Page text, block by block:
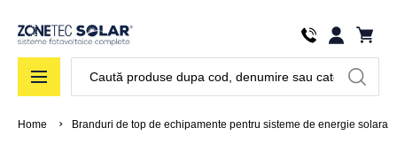
Home Branduri de top de echipamente pentru sisteme de energie solara